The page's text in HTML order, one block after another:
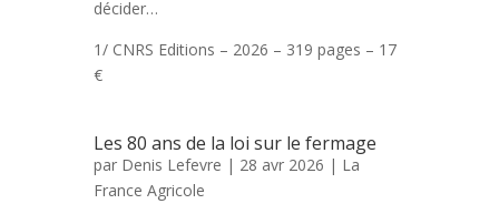
décider…
1/ CNRS Editions – 2026 – 319 pages – 17
€
Les 80 ans de la loi sur le fermage
par Denis Lefevre | 28 avr 2026 | La
France Agricole